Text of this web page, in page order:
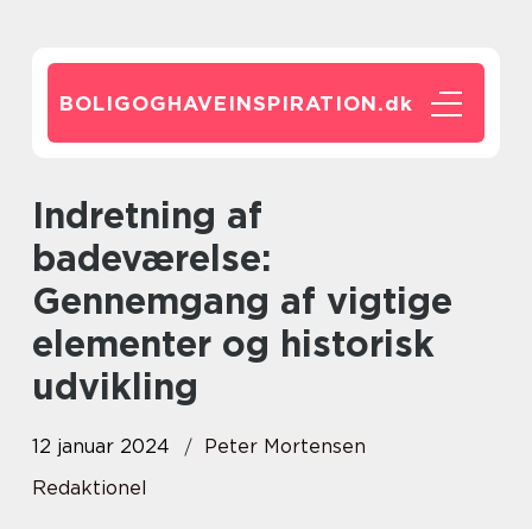
BOLIGOGHAVEINSPIRATION.dk
Indretning af
badeværelse:
Gennemgang af vigtige
elementer og historisk
udvikling
12 januar 2024
Peter Mortensen
Redaktionel